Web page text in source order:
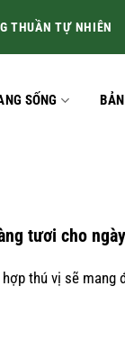
THUẦN TỰ NHIÊN
SỐNG
tươi cho
thú vị sẽ mang